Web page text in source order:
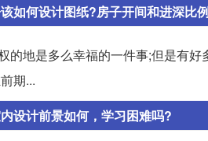
如何设计图纸?房子开间和进深比
的地是多么幸福的一件事;但是有
期...
设计前景如何，学习困难吗?